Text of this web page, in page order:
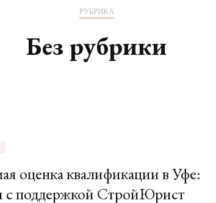
РУБРИКА
Без рубрики
оценка квалификации в Уфе:
с поддержкой СтройЮрист